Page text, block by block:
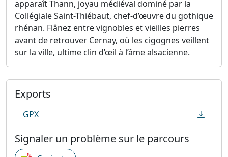
apparaît Thann, joyau médiéval dominé par la
Collégiale Saint-Thiébaut, chef-d’œuvre du gothique
rhénan. Flânez entre vignobles et vieilles pierres
avant de retrouver Cernay, où les cigognes veillent
sur la ville, ultime clin d’œil à l’âme alsacienne.
Exports
GPX
Signaler un problème sur le parcours